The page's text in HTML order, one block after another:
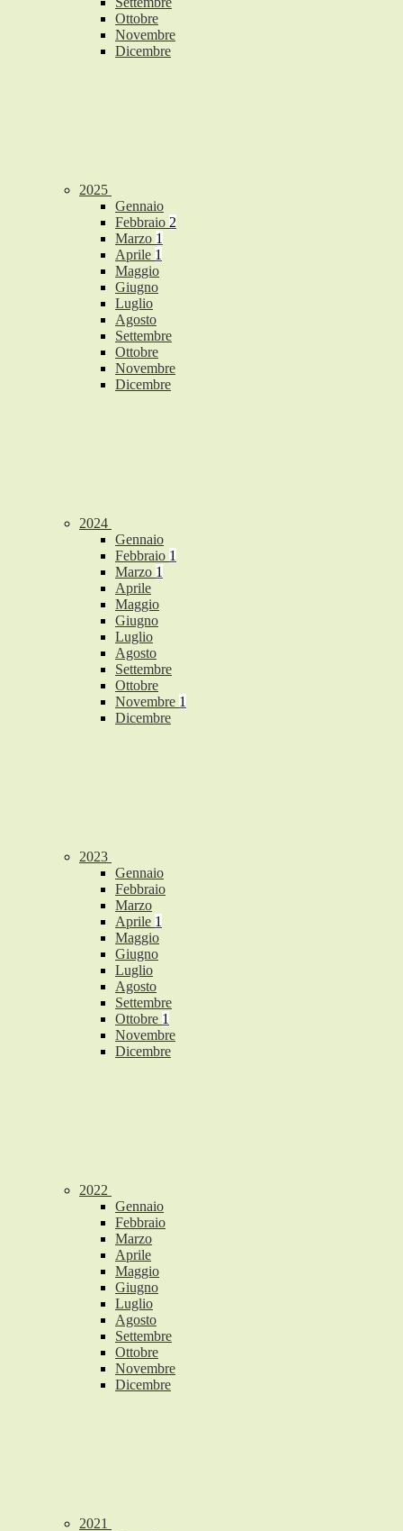
Ottobre
Novembre
Dicembre
2025
Gennaio
Febbraio 2
Marzo 1
Aprile 1
Maggio
Giugno
Luglio
Agosto
Settembre
Ottobre
Novembre
Dicembre
2024
Gennaio
Febbraio 1
Marzo 1
Aprile
Maggio
Giugno
Luglio
Agosto
Settembre
Ottobre
Novembre 1
Dicembre
2023
Gennaio
Febbraio
Marzo
Aprile 1
Maggio
Giugno
Luglio
Agosto
Settembre
Ottobre 1
Novembre
Dicembre
2022
Gennaio
Febbraio
Marzo
Aprile
Maggio
Giugno
Luglio
Agosto
Settembre
Ottobre
Novembre
Dicembre
2021